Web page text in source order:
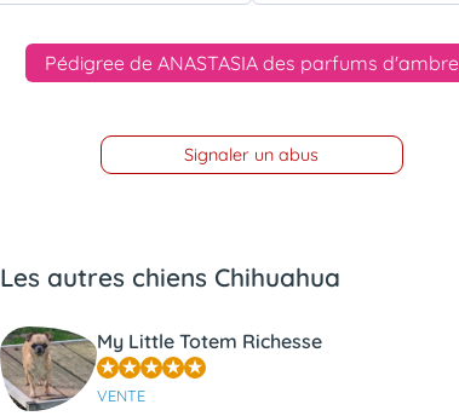
Pédigree de ANASTASIA des parfums d'ambre
Signaler un abus
Les autres chiens Chihuahua
My Little Totem Richesse
VENTE